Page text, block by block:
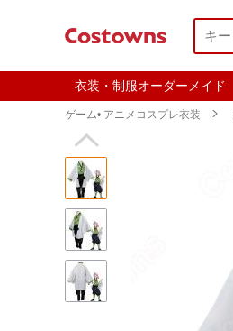
衣装・制服オーダーメイド
ゲーム• アニメコスプレ衣装 
